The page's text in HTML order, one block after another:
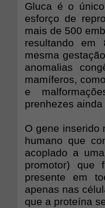
Gluca é o
esforço de
mais de 500
resultando
mesma
anomalias
mamíferos,
e
prenhezes
O gene inserido
humano que
acoplado a
promotor)
presente em
apenas nas
que a proteína